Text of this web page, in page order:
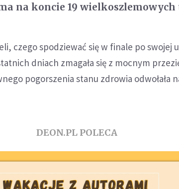
na koncie 19 wielkoszlemowych
czego spodziewać się w finale po swojej
dniach zmagała się z mocnym
pogorszenia stanu zdrowia odwołała
DEON.PL POLECA